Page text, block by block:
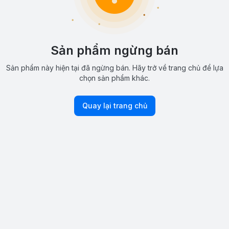
Sản phẩm ngừng bán
Sản phẩm này hiện tại đã ngừng bán. Hãy trở về trang chủ để lựa
chọn sản phẩm khác.
Quay lại trang chủ